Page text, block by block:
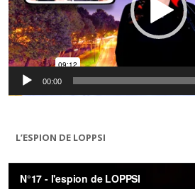
00:00
L’ESPION DE LOPPSI
Lecteur
vidéo